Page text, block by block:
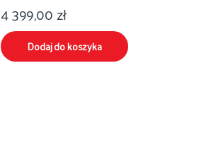
4 399,00zł
Dodaj do koszyka